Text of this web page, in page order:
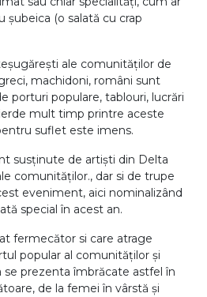
șubeica (o salată cu crap
ale comunităților de
machidoni, români sunt
porturi populare, tablouri, lucrări
mult timp printre aceste
suflet este imens.
susținute de artiști din Delta
comunităților., dar si de trupe
eveniment, aici nominalizând
special în acest an.
fermecător si care atrage
popular al comunităților și
se prezenta îmbrăcate astfel în
de la femei în vârstă și